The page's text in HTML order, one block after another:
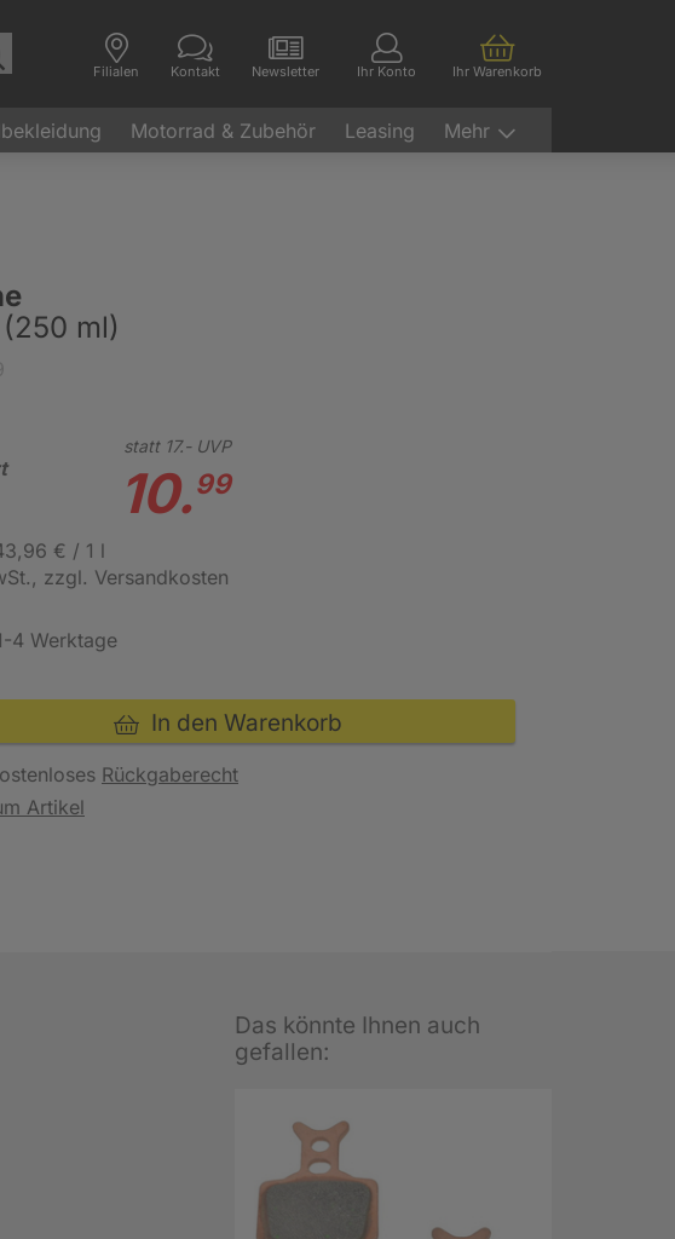
Filialen Kontakt Newsletter Ihr Konto Ihr Warenkorb
Motorrad & Zubehör Leasing Mehr
ml)
statt 17.-UVP
10.99
€ / 1 l
, zzgl. Versandkosten
4 Werktage
In den Warenkorb
Rückgaberecht
Artikel
Das könnte Ihnen auch
gefallen: